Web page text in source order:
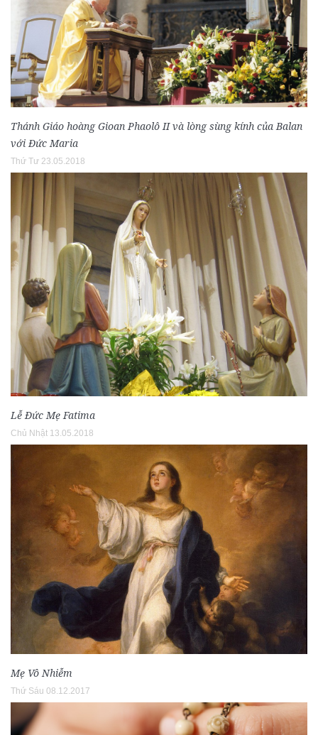
Thánh Giáo hoàng Gioan Phaolô II và lòng sùng kính của Balan
với Đức Maria
Thứ Tư 23.05.2018
Lễ Ðức Mẹ Fatima
Chủ Nhật 13.05.2018
Mẹ Vô Nhiễm
Thứ Sáu 08.12.2017